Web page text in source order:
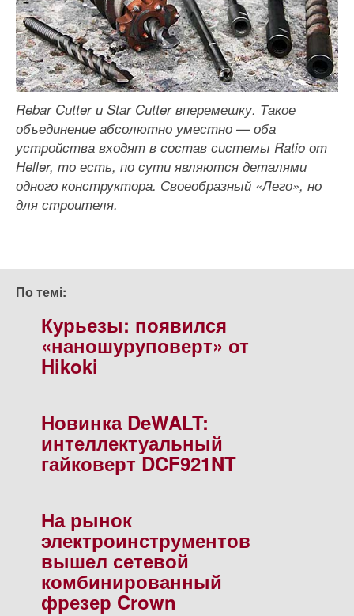
Rebar Cutter и Star Cutter вперемешку. Такое
объединение абсолютно уместно — оба
устройства входят в состав системы Ratio от
Heller, то есть, по сути являются деталями
одного конструктора. Своеобразный «Лего», но
для строителя.
По темі:
Курьезы: появился
«наношуруповерт» от
Hikoki
Новинка DeWALT:
интеллектуальный
гайковерт DCF921NT
На рынок
электроинструментов
вышел сетевой
комбинированный
фрезер Crown